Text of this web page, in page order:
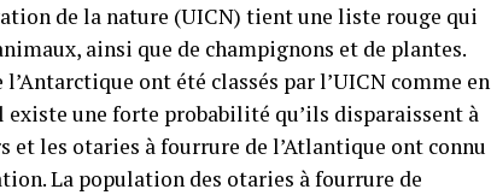
de la nature (UICN) tient une liste rouge qui
ainsi que de champignons et de plantes.
ont été classés par l’UICN comme en
une forte probabilité qu’ils disparaissent à
et les otaries à fourrure de l’Atlantique ont connu
La population des otaries à fourrure de